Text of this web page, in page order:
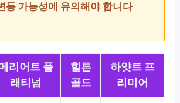
동 가능성에 유의해야 합니다
리어트 플
래티넘
힐튼
골드
하얏트 프
리미어